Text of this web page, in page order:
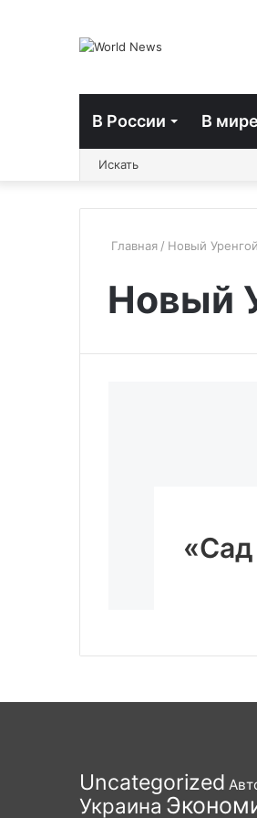
В России В мире
Главная / Новый Уренгой
Новый
«Сад
Uncategorized
Украина